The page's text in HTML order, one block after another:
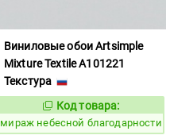
Виниловые обои Artsimple
Mixture Textile A101221
Текстура
992253
Код товара:
мираж небесной благодарности